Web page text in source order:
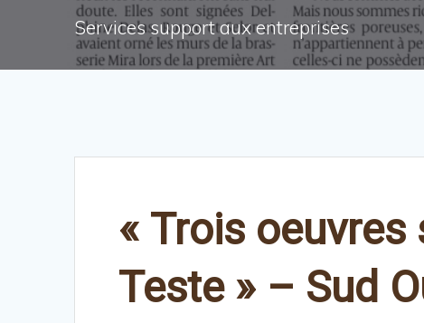
Services support aux entreprises
« Trois
Teste » – Sud